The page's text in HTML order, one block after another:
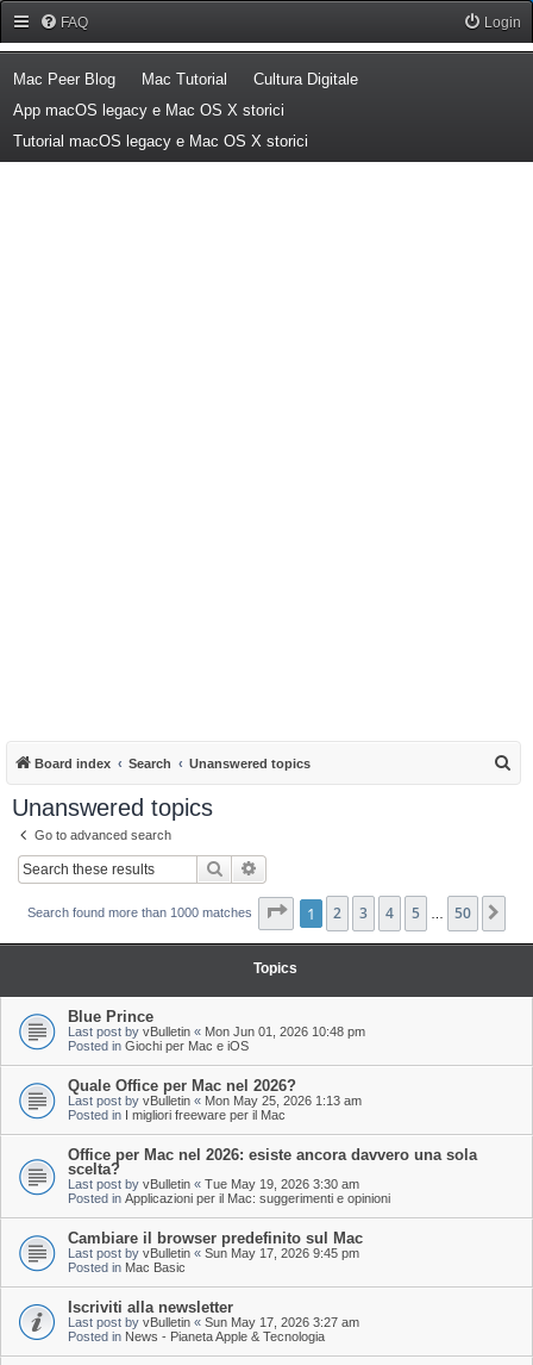
FAQ Login
Mac Peer Blog(Opens a new tab)
Mac Tutorial (Opens a new tab)
Cultura Digitale(Opens a new tab)
App macOS legacy e Mac OS X storici
Tutorial macOS legacy e Mac OS X storici
Board index Search Unanswered topics
Unanswered topics
Go to advanced search
Search
Search found more than 1000 matches Page of 50
1 2 3 4 5 50
Topics
Blue Prince
Last post by vBulletin « Mon Jun 01, 2026 10:48 pm
Posted in Giochi per Mac e iOS
Quale Office per Mac nel 2026?
Last post by vBulletin « Mon May 25, 2026 1:13 am
Posted in I migliori freeware per il Mac
Office per Mac nel 2026: esiste ancora davvero una sola
scelta?
Last post by vBulletin « Tue May 19, 2026 3:30 am
Posted in Applicazioni per il Mac: suggerimenti e opinioni
Cambiare il browser predefinito sul Mac
Last post by vBulletin « Sun May 17, 2026 9:45 pm
Posted in Mac Basic
Iscriviti alla newsletter
Last post by vBulletin « Sun May 17, 2026 3:27 am
Posted in News - Pianeta Apple & Tecnologia